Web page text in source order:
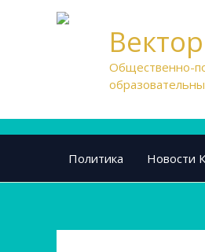
Общественно-
Политика Новости